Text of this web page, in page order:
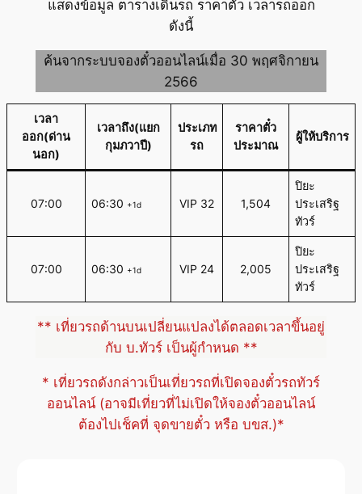
แสดงข้อมูล ตารางเดินรถ ราคาตั๋ว เวลารถออก
ดังนี้
ค้นจากระบบจองตั๋วออนไลน์เมื่อ 30 พฤศจิกายน
2566
เวลา
ออก(ด่าน
นอก)
เวลาถึง(แยก
กุมภวาปี)
ประเภท
รถ
ราคาตั๋ว
ประมาณ
ผู้ให้บริการ
07:00 06:30 +1d VIP 32 1,504
ปิยะ
ประเสริฐ
ทัวร์
07:00 06:30 +1d VIP 24 2,005
ปิยะ
ประเสริฐ
ทัวร์
** เที่ยวรถด้านบนเปลี่ยนแปลงได้ตลอดเวลาขึ้นอยู่
กับ บ.ทัวร์ เป็นผู้กำหนด **
* เที่ยวรถดังกล่าวเป็นเที่ยวรถที่เปิดจองตั๋วรถทัวร์
ออนไลน์ (อาจมีเที่ยวที่ไม่เปิดให้จองตั๋วออนไลน์
ต้องไปเช็คที่ จุดขายตั๋ว หรือ บขส.)*